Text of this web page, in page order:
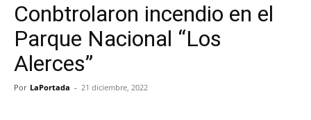
Conbtrolaron incendio en el
Parque Nacional “Los
Alerces”
Por LaPortada - 21 diciembre, 2022